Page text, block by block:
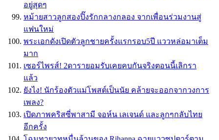
อยู่สุดๆ
หม้ายสาวลูกสองปิ๊งรักกลางกลอง จากเพื่อนร่วมงานสู่
แฟนใหม่
พระเอกดังเปิดตัวลูกชายครั้งแรกรอบ5ปี แววหล่อมาเต็ม
มาก
เซอร์ไพรส์! 2ดารายอมรับเคยคบกันจริงตอนนี้เลิกรา
แล้ว
ยังไง! นักร้องตัวแม่โพสต์เป็นนัย คล้ายจะออกจากวงการ
เพลง?
เปิดภาพคริสซี่พาสามี จอห์น เลเจนด์ และลูกๆกลับไทย
อีกครั้ง